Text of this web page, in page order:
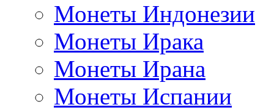
Монеты Индонезии
Монеты Ирака
Монеты Ирана
Монеты Испании